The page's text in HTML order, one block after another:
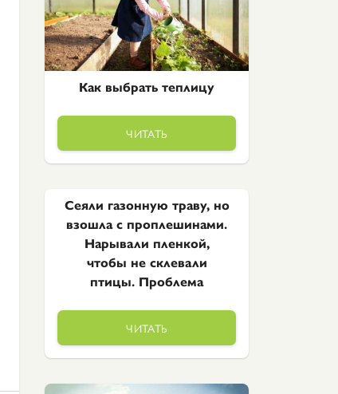
Как выбрать теплицу
ЧИТАТЬ
Сеяли газонную траву, но
взошла с проплешинами.
Нарывали пленкой,
чтобы не склевали
птицы. Проблема
ЧИТАТЬ